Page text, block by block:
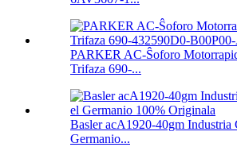
PARKER AC-Ŝoforo
Trifaza 690-...
Basler acA1920-40gm Industria
Germanio...